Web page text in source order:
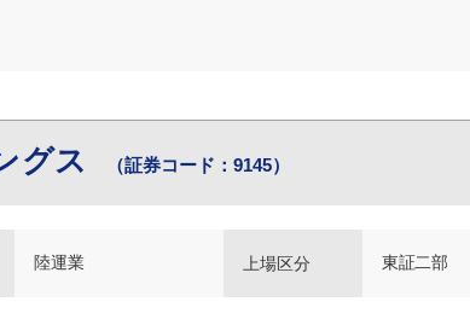
グス （証券コード：9145）
陸運業 上場区分 東証二部